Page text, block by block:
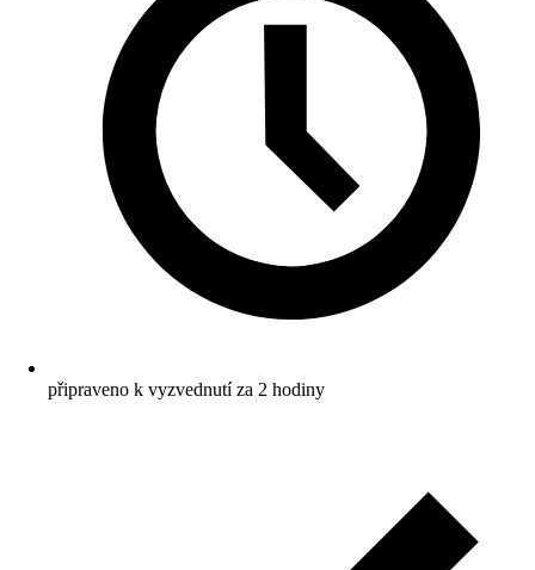
připraveno k vyzvednutí za 2 hodiny